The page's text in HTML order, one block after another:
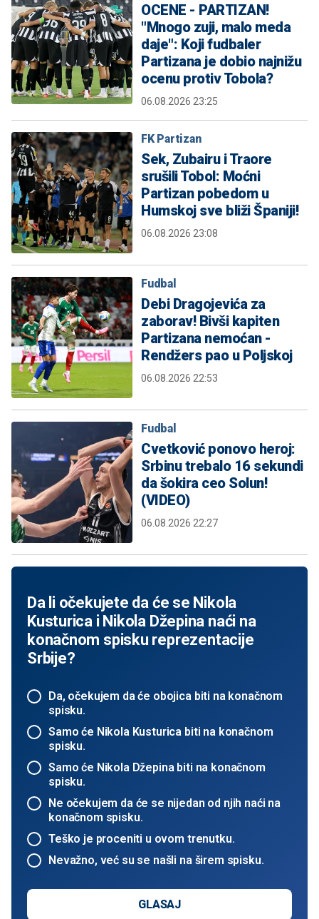
OCENE - PARTIZAN!
"Mnogo zuji, malo meda
daje": Koji fudbaler
Partizana je dobio najnižu
ocenu protiv Tobola?
06.08.2026 23:25
FK Partizan
Sek, Zubairu i Traore
srušili Tobol: Moćni
Partizan pobedom u
Humskoj sve bliži Španiji!
06.08.2026 23:08
Fudbal
Debi Dragojevića za
zaborav! Bivši kapiten
Partizana nemoćan -
Rendžers pao u Poljskoj
06.08.2026 22:53
Fudbal
Cvetković ponovo heroj:
Srbinu trebalo 16 sekundi
da šokira ceo Solun!
(VIDEO)
06.08.2026 22:27
Da li očekujete da će se Nikola
Kusturica i Nikola Džepina naći na
konačnom spisku reprezentacije
Srbije?
Da, očekujem da će obojica biti na konačnom
spisku.
Samo će Nikola Kusturica biti na konačnom
spisku.
Samo će Nikola Džepina biti na konačnom
spisku.
Ne očekujem da će se nijedan od njih naći na
konačnom spisku.
Teško je proceniti u ovom trenutku.
Nevažno, već su se našli na širem spisku.
GLASAJ